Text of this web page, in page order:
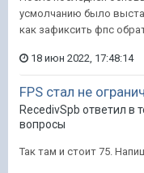
усмолчанию было
как зафиксить фпс
18 июн 2022, 17:48:14
FPS стал не
RecedivSpb ответил в
вопросы
Так там и стоит 75.